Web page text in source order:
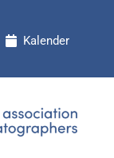
Kalender